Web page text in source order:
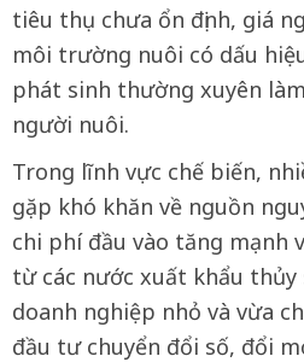
tiêu thụ chưa ổn định, giá
môi trường nuôi có dấu
phát sinh thường xuyên
người nuôi.
Trong lĩnh vực chế biến,
gặp khó khăn về nguồn
chi phí đầu vào tăng mạnh
từ các nước xuất khẩu thủy
doanh nghiệp nhỏ và vừa
đầu tư chuyển đổi số, đổi